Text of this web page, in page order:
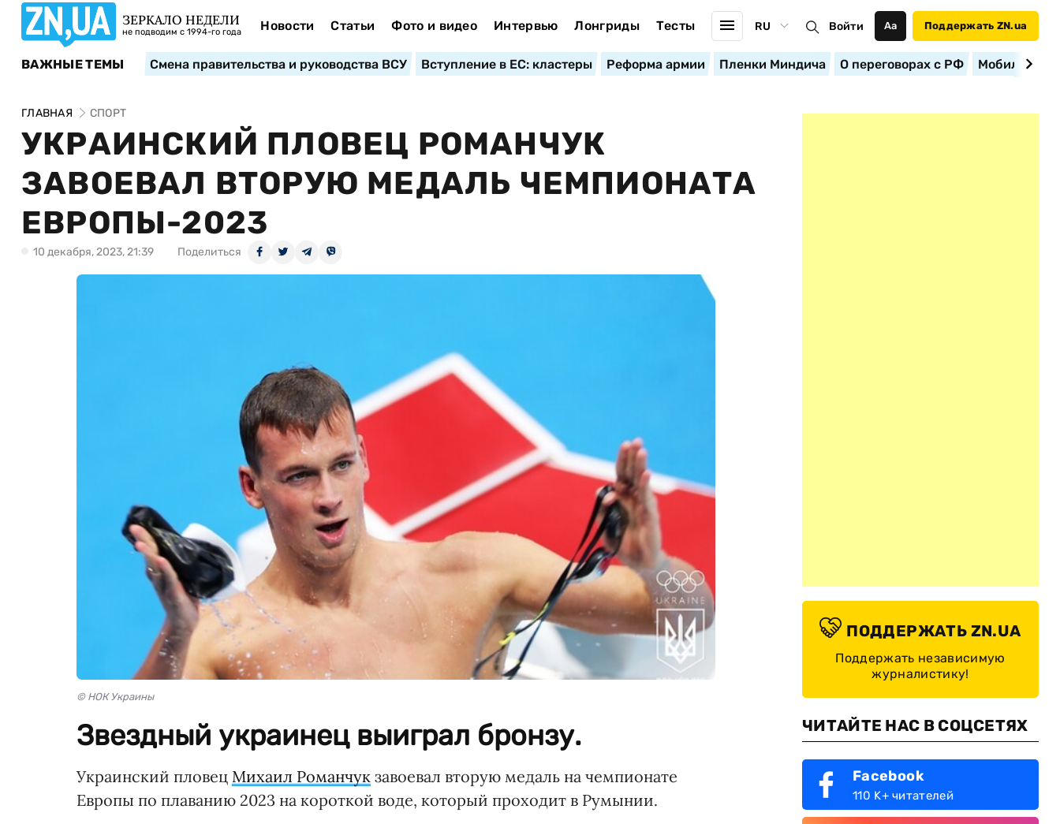
ЗЕРКАЛО НЕДЕЛИ
не подводим с 1994-го года Новости Статьи Фото и видео Интервью Лонгриды Тесты RU Войти Аа Поддержать ZN.ua
ВАЖНЫЕ ТЕМЫ Смена правительства и руководства ВСУ Вступление в ЕС: кластеры Реформа армии Пленки Миндича О переговорах с РФ
ГЛАВНАЯ СПОРТ
УКРАИНСКИЙ ПЛОВЕЦ РОМАНЧУК
ЗАВОЕВАЛ ВТОРУЮ МЕДАЛЬ ЧЕМПИОНАТА
ЕВРОПЫ-2023
10 декабря, 2023, 21:39 Поделиться
© НОК Украины
Звездный украинец выиграл бронзу.
Украинский пловец Михаил Романчук завоевал вторую медаль на чемпионате
Европы по плаванию 2023 на короткой воде, который проходит в Румынии.
ПОДДЕРЖАТЬ ZN.UA
Поддержать независимую
журналистику!
ЧИТАЙТЕ НАС В СОЦСЕТЯХ
Facebook
110 K+ читателей